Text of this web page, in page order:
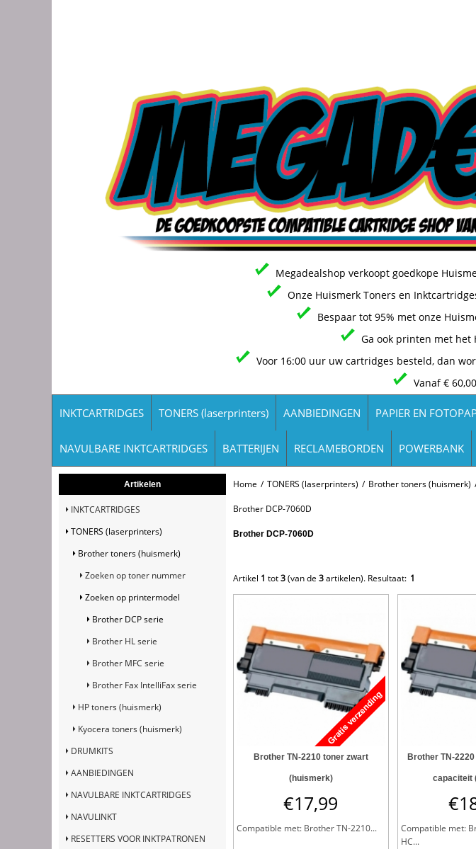
Megadealshop verkoopt goedkope
Onze Huismerk Toners en
Bespaar tot 95% met onze
Ga ook printen met het
Voor 16:00 uur uw cartridges besteld, dan
Vanaf €
INKTCARTRIDGES TONERS (laserprinters) AANBIEDINGEN PAPIER EN
NAVULBARE INKTCARTRIDGES BATTERIJEN RECLAMEBORDEN POWERBANK
Artikelen
INKTCARTRIDGES
TONERS (laserprinters)
Brother toners (huismerk)
Zoeken op toner nummer
Zoeken op printermodel
Brother DCP serie
Brother HL serie
Brother MFC serie
Brother Fax IntelliFax serie
HP toners (huismerk)
Kyocera toners (huismerk)
DRUMKITS
AANBIEDINGEN
NAVULBARE INKTCARTRIDGES
NAVULINKT
RESETTERS VOOR INKTPATRONEN
Home / TONERS (laserprinters) / Brother toners (huismerk)
Brother DCP-7060D
Brother DCP-7060D
Artikel 1 tot3(van de 3artikelen). Resultaat: 1
Brother TN-2210 toner zwart
(huismerk)
€17,99
Compatible met: Brother TN-2210...
Brother TN-
capaciteit
€
Compatible met:
HC...